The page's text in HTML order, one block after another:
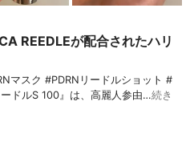
REEDLEが配合されたハリ
マスク #PDRNリードルショット #
ドルS 100』は、高麗人参由…続き